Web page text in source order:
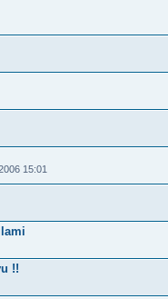
15:01
!!